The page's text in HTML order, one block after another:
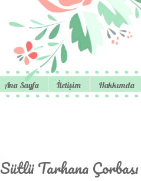
Ana Sayfa İletişim Hakkımda
Sütlü Tarhana Çorbası